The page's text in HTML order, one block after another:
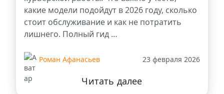
какие модели подойдут в 2026 году, сколько
стоит обслуживание и как не потратить
лишнего. Полный гид …
Роман Афанасьев 23 февраля 2026
Читать далее